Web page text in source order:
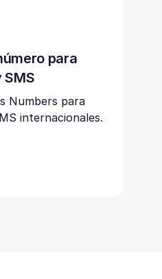
para
SMS
Numbers para
internacionales.